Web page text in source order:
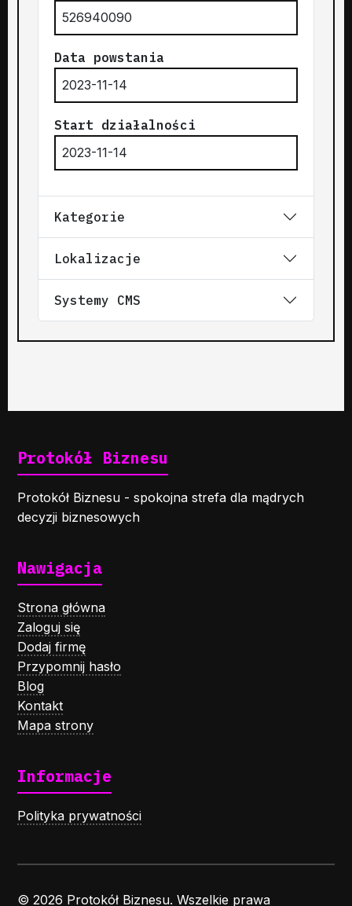
526940090
Data powstania
2023-11-14
Start działalności
2023-11-14
Kategorie
Lokalizacje
Systemy CMS
Protokół Biznesu
Protokół Biznesu - spokojna strefa dla mądrych
decyzji biznesowych
Nawigacja
Strona główna
Zaloguj się
Dodaj firmę
Przypomnij hasło
Blog
Kontakt
Mapa strony
Informacje
Polityka prywatności
© 2026 Protokół Biznesu. Wszelkie prawa